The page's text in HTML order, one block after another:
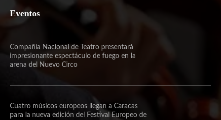
Eventos
Compañía Nacional de Teatro presentará
impresionante espectáculo de fuego en la
arena del Nuevo Circo
Cuatro músicos europeos llegan a Caracas
para la nueva edición del Festival Europeo de